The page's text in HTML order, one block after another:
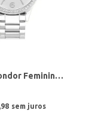
Relógio Condor Feminino PRATA
98